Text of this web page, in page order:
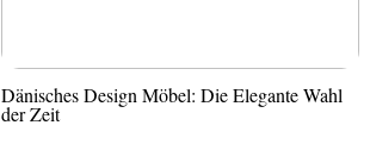
Dänisches Design Möbel: Die Elegante Wahl
der Zeit